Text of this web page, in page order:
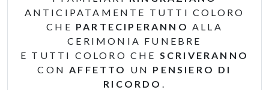
ANTICIPATAMENTE TUTTI COLORO
CHE PARTECIPERANNO ALLA
CERIMONIA FUNEBRE
E TUTTI COLORO CHE SCRIVERANNO
CONAFFETTO UN PENSIERO DI
RICORDO .